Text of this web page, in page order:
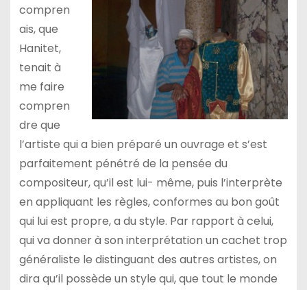
compren
ais, que
Hanitet,
tenait à
me faire
compren
dre que
l’artiste qui a bien préparé un ouvrage et s’est
parfaitement pénétré de la pensée du
compositeur, qu’il est lui- même, puis l’interprète
en appliquant les règles, conformes au bon goût
qui lui est propre, a du style. Par rapport à celui,
qui va donner à son interprétation un cachet trop
généraliste le distinguant des autres artistes, on
dira qu’il possède un style qui, que tout le monde